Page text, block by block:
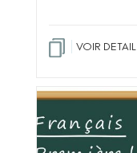
VOIR DETAIL